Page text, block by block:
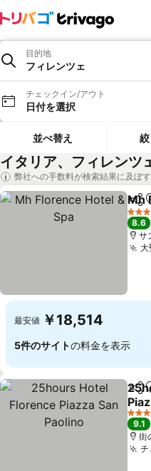
目的地
フィレンツェ
チェックイン/アウト
日付を選択
並べ替え
イタリア、フィレンツ
弊社への手数料が検索結果に及ぼ
シェ
Mh
4 ホ
8.6
サ
最安値 ￥18,514
5件のサイトの料金を表示
シェ
料
4 ホ
9.1
街
チ